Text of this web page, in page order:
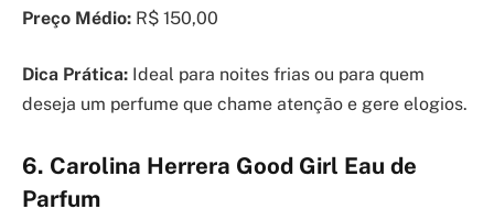
Preço Médio: R$ 150,00
Dica Prática: Ideal para noites frias ou para quem
deseja um perfume que chame atenção e gere elogios.
6. Carolina Herrera Good Girl Eau de
Parfum